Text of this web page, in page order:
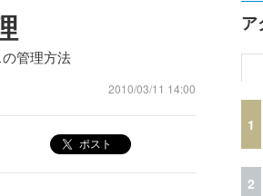
管理方法
2010/03/11 14:00
ポスト
ア
1
2